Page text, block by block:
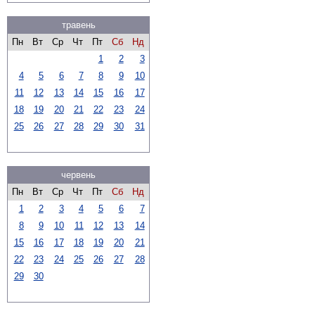
травень
Пн
Вт Ср Чт Пт Сб
Нд
1
2
3
4
5 6 7 8 9
10
11
12 13 14 15 16
17
18
19 20 21 22 23
24
25
26 27 28 29 30 31
червень
Пн
Вт Ср Чт Пт Сб
Нд
1
2 3 4 5 6
7
8
9 10 11 12 13
14
15
16 17 18 19 20
21
22
23 24 25 26 27
28
29
30